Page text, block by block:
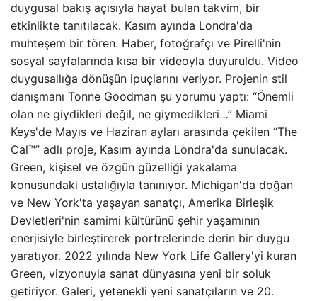
duygusal bakış açısıyla hayat bulan takvim, bir
etkinlikte tanıtılacak. Kasım ayında Londra'da
muhteşem bir tören. Haber, fotoğrafçı ve Pirelli'nin
sosyal sayfalarında kısa bir videoyla duyuruldu. Video
duygusallığa dönüşün ipuçlarını veriyor. Projenin stil
danışmanı Tonne Goodman şu yorumu yaptı: “Önemli
olan ne giydikleri değil, ne giymedikleri…” Miami
Keys'de Mayıs ve Haziran ayları arasında çekilen “The
Cal™” adlı proje, Kasım ayında Londra'da sunulacak.
Green, kişisel ve özgün güzelliği yakalama
konusundaki ustalığıyla tanınıyor. Michigan'da doğan
ve New York'ta yaşayan sanatçı, Amerika Birleşik
Devletleri'nin samimi kültürünü şehir yaşamının
enerjisiyle birleştirerek portrelerinde derin bir duygu
yaratıyor. 2022 yılında New York Life Gallery'yi kuran
Green, vizyonuyla sanat dünyasına yeni bir soluk
getiriyor. Galeri, yetenekli yeni sanatçıların ve 20.